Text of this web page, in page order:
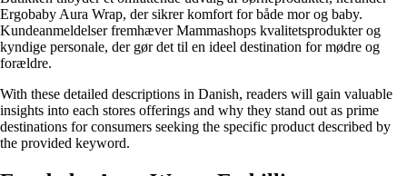
Ergobaby Aura Wrap, der sikrer komfort for både mor og baby.
Kundeanmeldelser fremhæver Mammashops kvalitetsprodukter og
kyndige personale, der gør det til en ideel destination for mødre og
forældre.
With these detailed descriptions in Danish, readers will gain valuable
insights into each stores offerings and why they stand out as prime
destinations for consumers seeking the specific product described by
the provided keyword.